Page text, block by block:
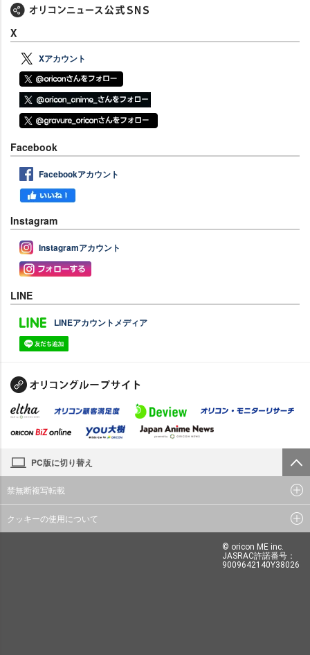
X
Xアカウント
Facebook
Facebookアカウント
Instagram
Instagramアカウント
LINE
LINEアカウントメディア
PC版に切り替え
禁無断複写転載
クッキーの使用について
© oricon ME inc.
JASRAC許諾番号：
9009642140Y38026